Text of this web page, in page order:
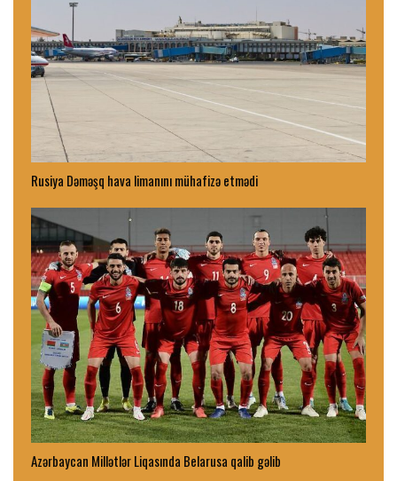
Rusiya Dəməşq hava limanını mühafizə etmədi
Azərbaycan Millətlər Liqasında Belarusa qalib gəlib